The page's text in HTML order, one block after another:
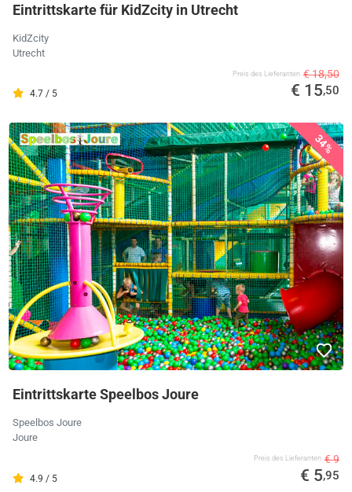
Eintrittskarte für KidZcity in Utrecht
KidZcity
Utrecht
4.7 / 5
Preis des Lieferanten € 18,50
€ 15,50
34%
Eintrittskarte Speelbos Joure
Speelbos Joure
Joure
4.9 / 5
Preis des Lieferanten € 9
€ 5,95